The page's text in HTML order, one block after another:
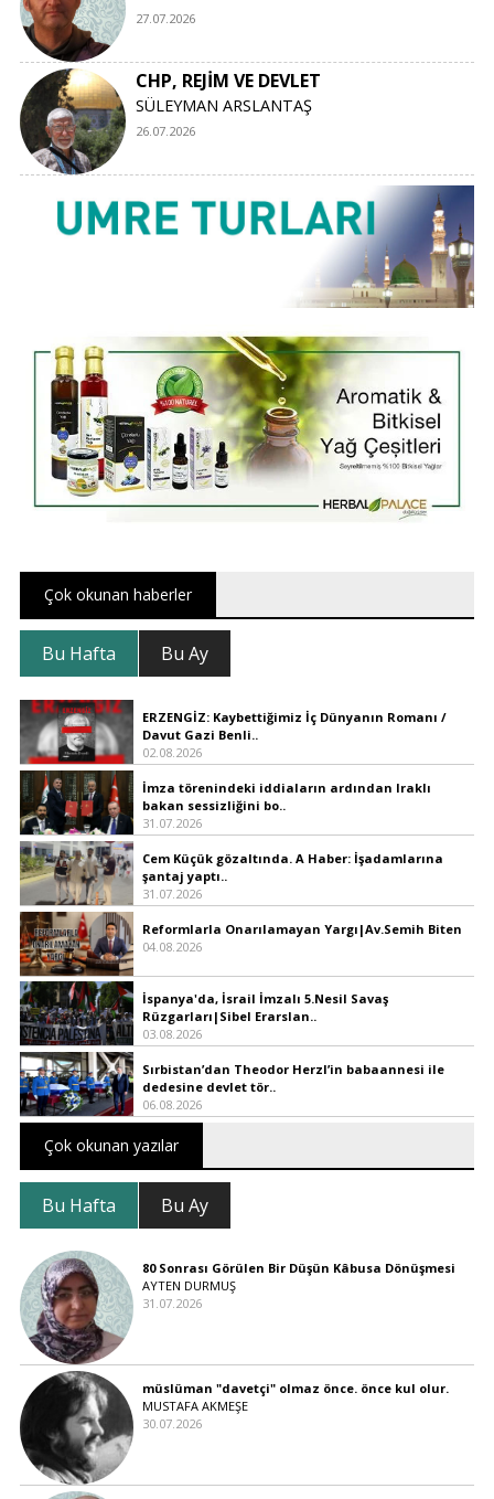
27.07.2026
CHP, REJİM VE DEVLET
SÜLEYMAN ARSLANTAŞ
26.07.2026
Çok okunan haberler
Bu Hafta Bu Ay
ERZENGİZ: Kaybettiğimiz İç Dünyanın Romanı /
Davut Gazi Benli..
02.08.2026
İmza törenindeki iddiaların ardından Iraklı
bakan sessizliğini bo..
31.07.2026
Cem Küçük gözaltında. A Haber: İşadamlarına
şantaj yaptı..
31.07.2026
Reformlarla Onarılamayan Yargı|Av.Semih Biten
04.08.2026
İspanya'da, İsrail İmzalı 5.Nesil Savaş
Rüzgarları|Sibel Erarslan..
03.08.2026
Sırbistan’dan Theodor Herzl’in babaannesi ile
dedesine devlet tör..
06.08.2026
Çok okunan yazılar
Bu Hafta Bu Ay
80 Sonrası Görülen Bir Düşün Kâbusa Dönüşmesi
AYTEN DURMUŞ
31.07.2026
müslüman "davetçi" olmaz önce. önce kul olur.
MUSTAFA AKMEŞE
30.07.2026